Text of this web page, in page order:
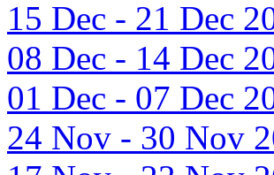
15 Dec - 21 Dec
08 Dec - 14 Dec
01 Dec - 07 Dec
24 Nov - 30 Nov